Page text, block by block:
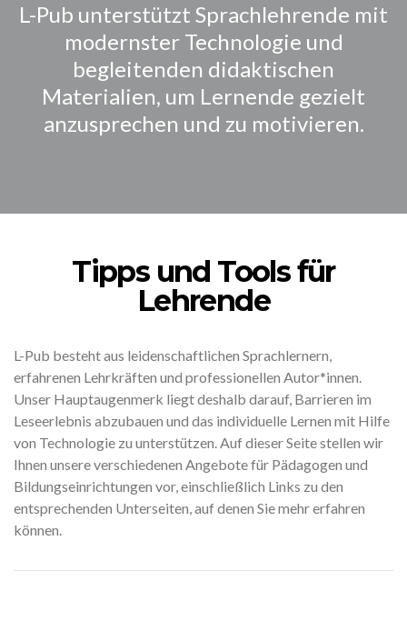
L-Pub unterstützt Sprachlehrende mit
modernster Technologie und
begleitenden didaktischen
Materialien, um Lernende gezielt
anzusprechen und zu motivieren.
Tipps und Tools für
Lehrende
L-Pub besteht aus leidenschaftlichen Sprachlernern,
erfahrenen Lehrkräften und professionellen Autor*innen.
Unser Hauptaugenmerk liegt deshalb darauf, Barrieren im
Leseerlebnis abzubauen und das individuelle Lernen mit Hilfe
von Technologie zu unterstützen. Auf dieser Seite stellen wir
Ihnen unsere verschiedenen Angebote für Pädagogen und
Bildungseinrichtungen vor, einschließlich Links zu den
entsprechenden Unterseiten, auf denen Sie mehr erfahren
können.